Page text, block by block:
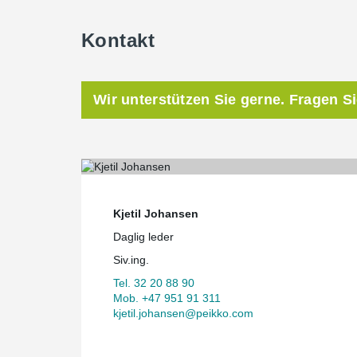
Kontakt
Wir unterstützen Sie gerne. Fragen
Kjetil Johansen
Daglig leder
Siv.ing.
Tel. 32 20 88 90
Mob. +47 951 91 311
kjetil.johansen@peikko.com